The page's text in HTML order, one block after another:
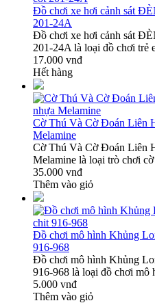
Đồ chơi xe hơi cảnh sát
201-24A
Đồ chơi xe hơi cảnh sát
201-24A là loại đồ chơi trẻ
17.000 vnđ
Hết hàng
Cờ Thú Và Cờ Đoán Liên
Melamine
Cờ Thú Và Cờ Đoán Liên
Melamine là loại trò chơi
35.000 vnđ
Thêm vào giỏ
Đồ chơi mô hình Khủng
916-968
Đồ chơi mô hình Khủng
916-968 là loại đồ chơi mô
5.000 vnđ
Thêm vào giỏ